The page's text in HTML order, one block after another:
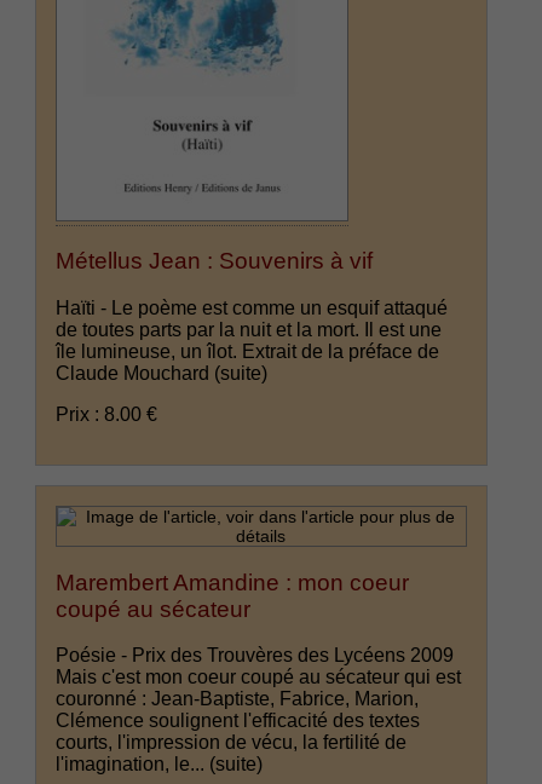
Métellus Jean : Souvenirs à vif
Haïti - Le poème est comme un esquif attaqué
de toutes parts par la nuit et la mort. Il est une
île lumineuse, un îlot. Extrait de la préface de
Claude Mouchard (suite)
Prix : 8.00 €
Marembert Amandine : mon coeur
coupé au sécateur
Poésie - Prix des Trouvères des Lycéens 2009
Mais c'est mon coeur coupé au sécateur qui est
couronné : Jean-Baptiste, Fabrice, Marion,
Clémence soulignent l'efficacité des textes
courts, l'impression de vécu, la fertilité de
l'imagination, le... (suite)